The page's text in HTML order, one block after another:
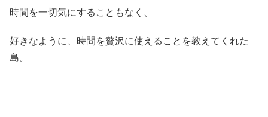
時間を一切気にすることもなく、
好きなように、時間を贅沢に使えることを教えてくれた
島。